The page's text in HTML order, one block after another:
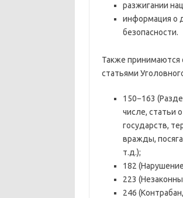
разжигании
информация о
безопасности.
Также принимаются
статьями
150−163
числе, статьи
государств,
вражды,
т.д.);
182
223
246